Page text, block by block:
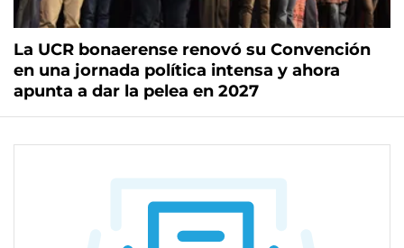
La UCR bonaerense renovó su Convención
en una jornada política intensa y ahora
apunta a dar la pelea en 2027